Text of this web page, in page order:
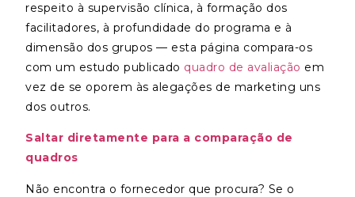
respeito à supervisão clínica, à formação dos
facilitadores, à profundidade do programa e à
dimensão dos grupos — esta página compara-os
com um estudo publicado quadro de avaliação em
vez de se oporem às alegações de marketing uns
dos outros.
Saltar diretamente para a comparação de
quadros
Não encontra o fornecedor que procura? Se o